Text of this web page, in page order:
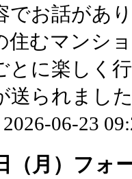
でお話があ
住むマンシ
とに楽しく
送られまし
2026-06-23
（月）フォ